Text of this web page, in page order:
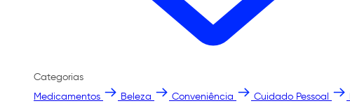
Categorias
Medicamentos
Beleza Conveniência Cuidado Pessoal